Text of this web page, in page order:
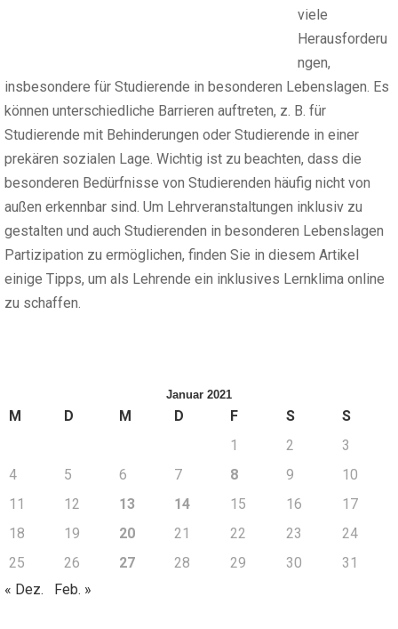
viele
Herausforderu
ngen,
insbesondere für Studierende in besonderen Lebenslagen. Es
können unterschiedliche Barrieren auftreten, z. B. für
Studierende mit Behinderungen oder Studierende in einer
prekären sozialen Lage. Wichtig ist zu beachten, dass die
besonderen Bedürfnisse von Studierenden häufig nicht von
außen erkennbar sind. Um Lehrveranstaltungen inklusiv zu
gestalten und auch Studierenden in besonderen Lebenslagen
Partizipation zu ermöglichen, finden Sie in diesem Artikel
einige Tipps, um als Lehrende ein inklusives Lernklima online
zu schaffen.
Januar 2021
M D M D F S
S
1
2
3
4
5 6 7 8 9
10
11
12 13 14 15 16
17
18
19 20 21 22 23
24
25
26 27 28 29 30
31
« Dez.
Feb. »